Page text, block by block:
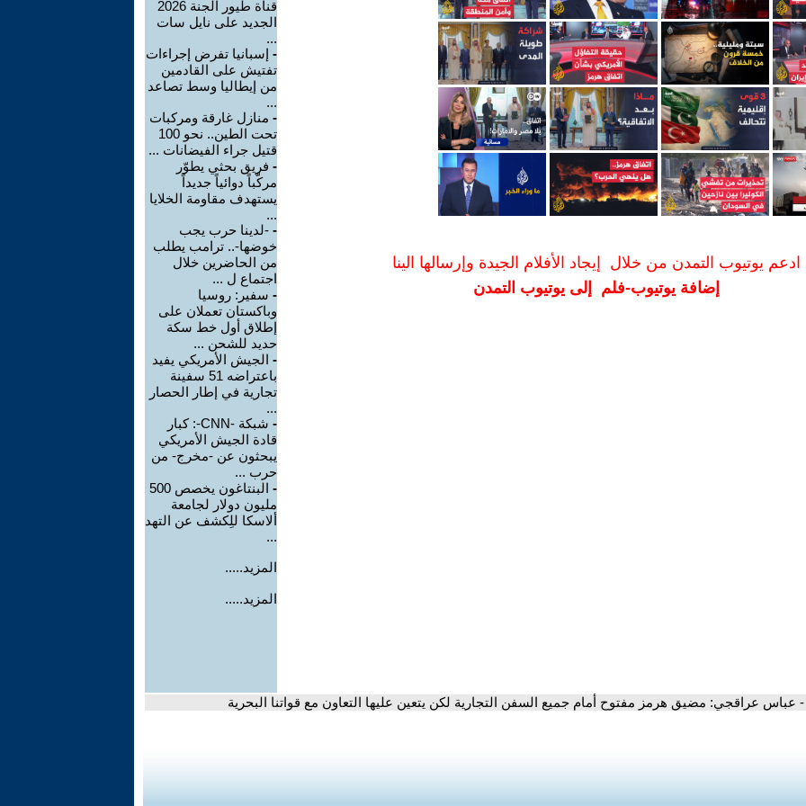
ادعم يوتيوب التمدن من خلال إيجاد الأفلام الجيدة وإرسالها الينا
إضافة يوتيوب-فلم إلى يوتيوب التمدن
قناة طيور الجنة 2026
الجديد على نايل سات
...
- إسبانيا تفرض إجراءات
تفتيش على القادمين
من إيطاليا وسط تصاعد
...
- منازل غارقة ومركبات
تحت الطين.. نحو 100
قتيل جراء الفيضانات ...
- فريق بحثي يطوّر
مركّباً دوائياً جديداً
يستهدف مقاومة الخلايا
...
- -لدينا حرب يجب
خوضها-.. ترامب يطلب
من الحاضرين خلال
اجتماع ل ...
- سفير: روسيا
وباكستان تعملان على
إطلاق أول خط سكة
حديد للشحن ...
- الجيش الأمريكي يفيد
باعتراضه 51 سفينة
تجارية في إطار الحصار
...
-
شبكة -CNN-: كبار
قادة الجيش الأمريكي
يبحثون عن -مخرج- من
حرب ...
-
البنتاغون يخصص 500
مليون دولار لجامعة
ألاسكا للِكشف عن التهد
...
المزيد.....
المزيد.....
- عباس عراقجي: مضيق هرمز مفتوح أمام جميع السفن التجارية لكن يتعين عليها التعاون مع قواتنا البحرية